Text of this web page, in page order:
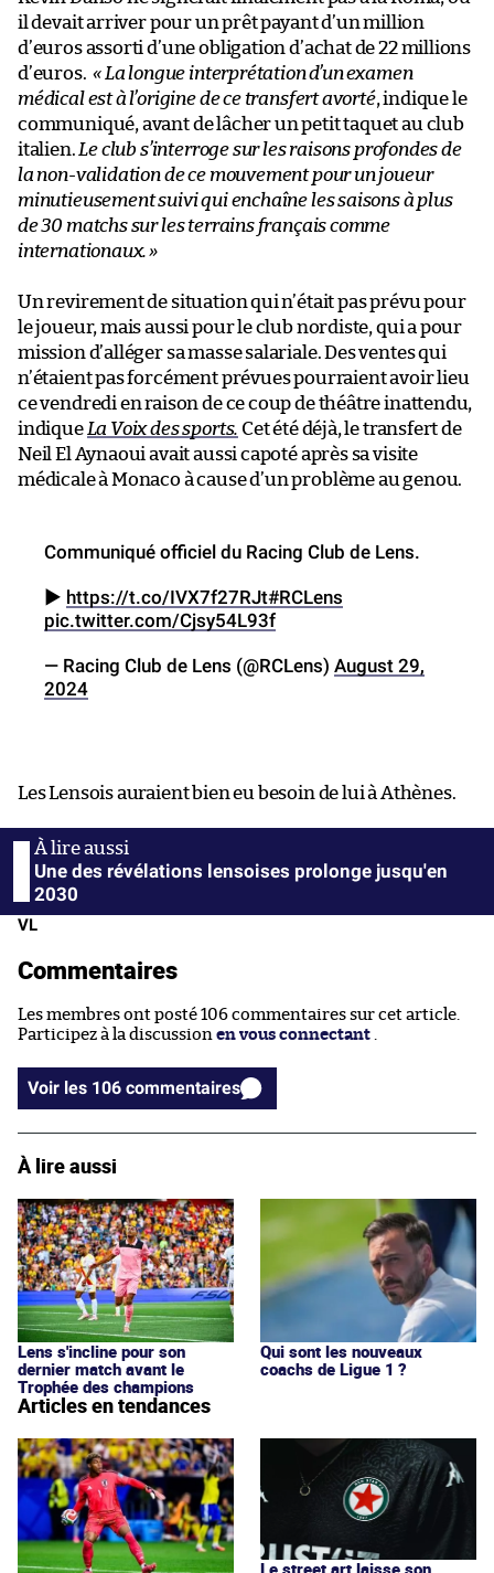
il devait arriver pour un prêt payant d’un million
d’euros assorti d’une obligation d’achat de 22 millions
d’euros.« La longue interprétation d’un examen
médical est à l’origine de ce transfert avorté, indique le
communiqué, avant de lâcher un petit taquet au club
italien. Le club s’interroge sur les raisons profondes de
la non-validation de ce mouvement pour un joueur
minutieusement suivi qui enchaîne les saisons à plus
de 30 matchs sur les terrains français comme
internationaux.»
Un revirement de situation qui n’était pas prévu pour
le joueur, mais aussi pour le club nordiste, qui a pour
mission d’alléger sa masse salariale. Des ventes qui
n’étaient pas forcément prévues pourraient avoir lieu
ce vendredi en raison de ce coup de théâtre inattendu,
indique La Voix des sports. Cet été déjà, le transfert de
Neil El Aynaoui avait aussi capoté après sa visite
médicale à Monaco à cause d’un problème au genou.
Communiqué officiel du Racing Club de Lens.
▶️ https://t.co/IVX7f27RJt#RCLens
pic.twitter.com/Cjsy54L93f
— Racing Club de Lens (@RCLens) August 29,
2024
Les Lensois auraient bien eu besoin de lui à Athènes.
Une des révélations lensoises prolonge jusqu'en
2030
VL
Commentaires
Les membres ont posté 106 commentaires sur cet article.
Participez à la discussion en vous connectant
Voir les 106 commentaires
À lire aussi
Lens s'incline pour son
dernier match avant le
Trophée des champions
Qui sont les nouveaux
coachs de Ligue 1 ?
Articles en tendances